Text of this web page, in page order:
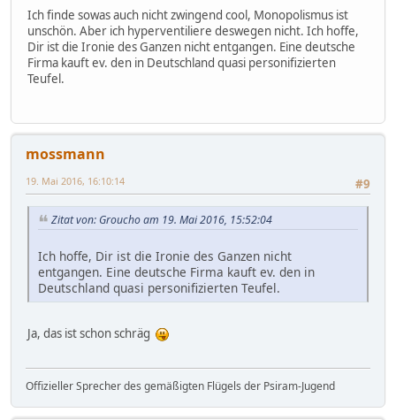
Ich finde sowas auch nicht zwingend cool, Monopolismus ist
unschön. Aber ich hyperventiliere deswegen nicht. Ich hoffe,
Dir ist die Ironie des Ganzen nicht entgangen. Eine deutsche
Firma kauft ev. den in Deutschland quasi personifizierten
Teufel.
mossmann
#9
19. Mai 2016, 16:10:14
Zitat von: Groucho am 19. Mai 2016, 15:52:04
Ich hoffe, Dir ist die Ironie des Ganzen nicht
entgangen. Eine deutsche Firma kauft ev. den in
Deutschland quasi personifizierten Teufel.
Ja, das ist schon schräg
Offizieller Sprecher des gemäßigten Flügels der Psiram-Jugend